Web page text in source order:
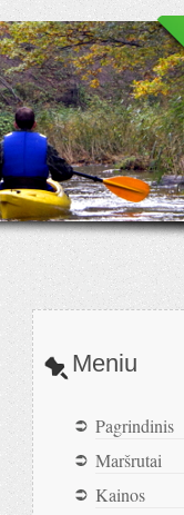
Meniu
Pagrindinis
Maršrutai
Kainos